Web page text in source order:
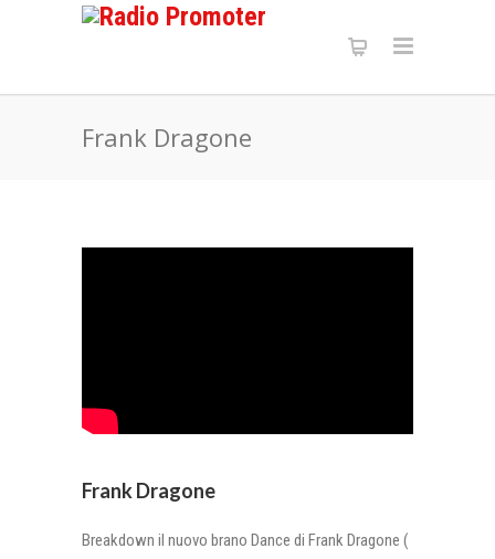
Frank Dragone
Frank Dragone
Breakdown il nuovo brano Dance di Frank Dragone (